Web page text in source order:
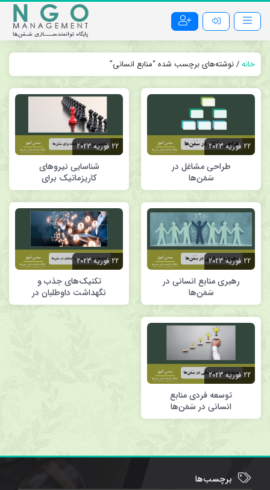
خانه/ نوشته‌های برچسب شده “منابع انسانی”
22 فوریه 2023
طراحی مشاغل در
سَمَن‌ها
22 فوریه 2023
شناسایی نیروهای
کاریزماتیک برای
سَمَن‌ها
22 فوریه 2023
رهبری منابع انسانی در
سَمَن‌ها
22 فوریه 2023
تکنیک‌های جذب و
نگهداشت داوطلبان در
سَمَن‌ها
22 فوریه 2023
توسعه فردی منابع
انسانی در سَمَن‌ها
برچسب‌ها